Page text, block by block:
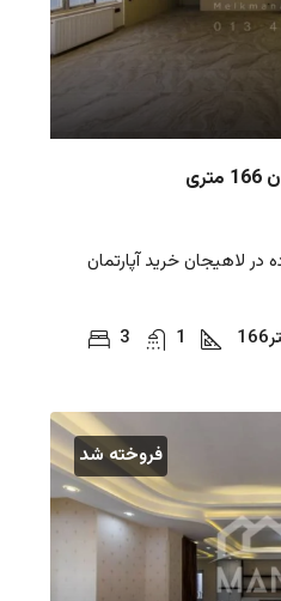
در لاهیجان خرید آپارتمان
3
1 166
فروخته شد